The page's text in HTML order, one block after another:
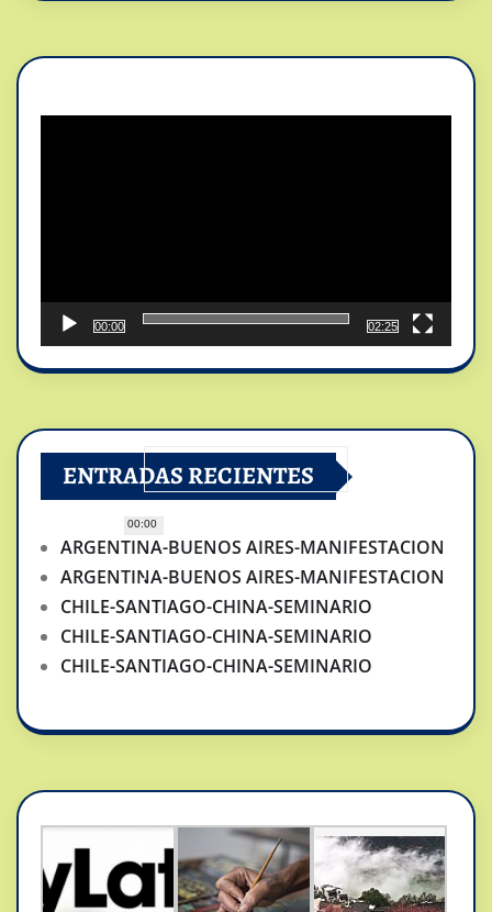
00:00
00:00
02:25
ENTRADAS RECIENTES
ARGENTINA-BUENOS AIRES-MANIFESTACION
ARGENTINA-BUENOS AIRES-MANIFESTACION
CHILE-SANTIAGO-CHINA-SEMINARIO
CHILE-SANTIAGO-CHINA-SEMINARIO
CHILE-SANTIAGO-CHINA-SEMINARIO